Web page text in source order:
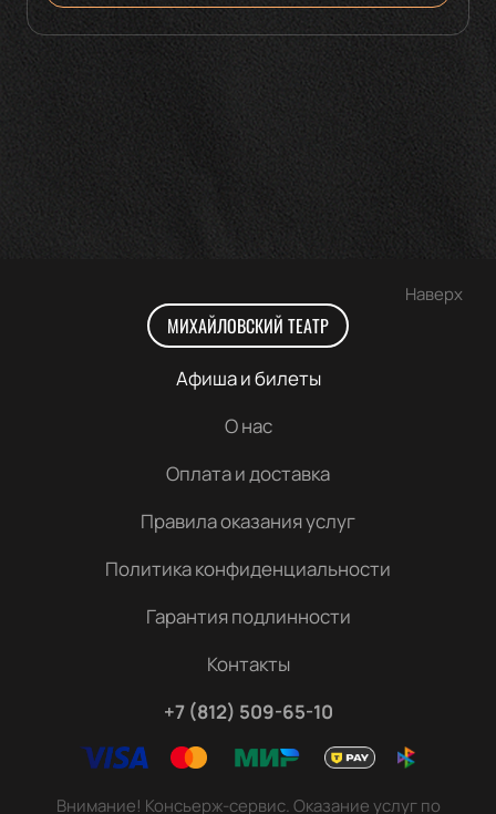
Наверх
МИХАЙЛОВСКИЙ ТЕАТР
Афиша и билеты
О нас
Оплата и доставка
Правила оказания услуг
Политика конфиденциальности
Гарантия подлинности
Контакты
+7 (812) 509-65-10
Внимание! Консьерж-сервис. Оказание услуг по